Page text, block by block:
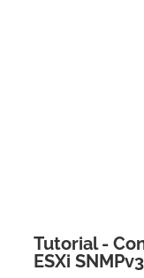
Tutorial -
ESXi SNMPv3